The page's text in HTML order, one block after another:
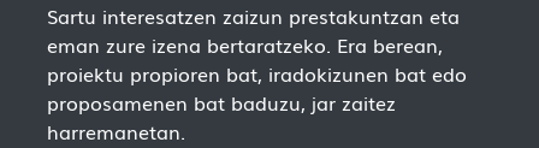
Sartu interesatzen zaizun prestakuntzan eta
eman zure izena bertaratzeko. Era berean,
proiektu propioren bat, iradokizunen bat edo
proposamenen bat baduzu, jar zaitez
harremanetan.